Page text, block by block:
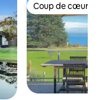
Coup de cœur
Coup de cœur